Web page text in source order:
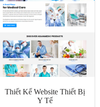
Thiết Kế Website Thiết Bị
Y Tế